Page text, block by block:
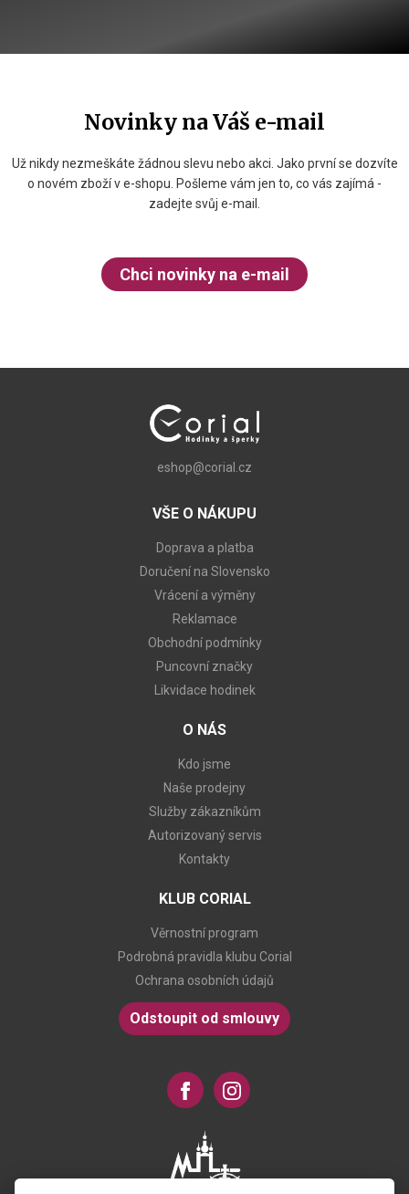
Novinky na Váš e-mail
Už nikdy nezmeškáte žádnou slevu nebo akci. Jako první se dozvíte
o novém zboží v e-shopu. Pošleme vám jen to, co vás zajímá -
zadejte svůj e-mail.
Chci novinky na e-mail
eshop@corial.cz
VŠE O NÁKUPU
Doprava a platba
Doručení na Slovensko
Vrácení a výměny
Reklamace
Obchodní podmínky
Puncovní značky
Likvidace hodinek
O NÁS
Kdo jsme
Naše prodejny
Služby zákazníkům
Autorizovaný servis
Kontakty
KLUB CORIAL
Věrnostní program
Podrobná pravidla klubu Corial
Ochrana osobních údajů
Odstoupit od smlouvy